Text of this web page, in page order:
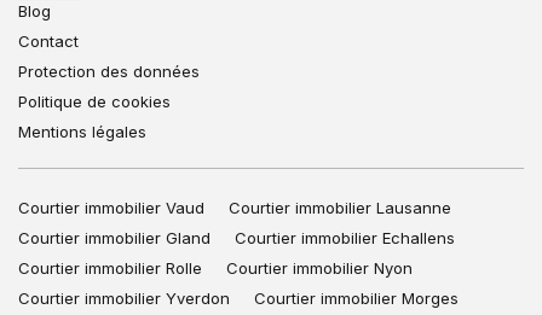
Blog
Contact
Protection des données
Politique de cookies
Mentions légales
Courtier immobilier Vaud
Courtier immobilier Lausanne
Courtier immobilier Gland
Courtier immobilier Echallens
Courtier immobilier Rolle
Courtier immobilier Nyon
Courtier immobilier Yverdon
Courtier immobilier Morges